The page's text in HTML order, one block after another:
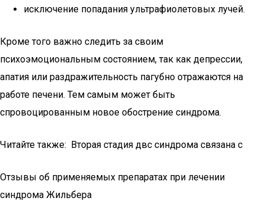
исключение попадания ультрафиолетовых лучей.
Кроме того важно следить за своим
психоэмоциональным состоянием, так как депрессии,
апатия или раздражительность пагубно отражаются на
работе печени. Тем самым может быть
спровоцированным новое обострение синдрома.
Читайте также: Вторая стадия двс синдрома связана с
Отзывы об применяемых препаратах при лечении
синдрома Жильбера